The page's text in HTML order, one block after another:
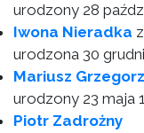
urodzony 28
Iwona Nieradka
urodzona 30
Mariusz
urodzony 23 maja
Piotr Zadrożny